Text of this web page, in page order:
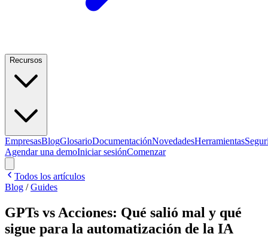
Recursos
EmpresasBlogGlosarioDocumentaciónNovedadesHerramientas
Agendar una demoIniciar sesiónComenzar
Todos los artículos
Blog /Guides
GPTs vs Acciones: Qué salió mal y qué
sigue para la automatización de la IA